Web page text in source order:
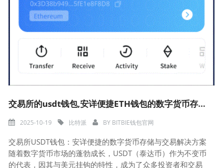
交易所的usdt钱包,安详便捷ETH钱包的数字货币存储与交易解决方案
2025-10-19 比特派 BY BITBIE钱包官网
交易所USDT钱包：安详便捷的数字货币存储与交易解决方案
随着数字货币市场的蓬勃成长，USDT（泰达币）作为不变币
的代表，因其与美元挂钩的特性，成为了众多投资者和交易